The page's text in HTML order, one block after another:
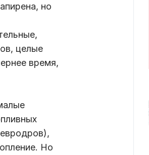
но
целые
время,
Но